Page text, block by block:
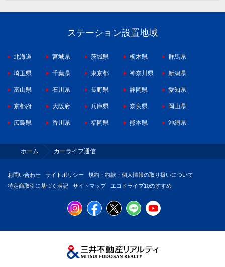
ステーション設置地域
北海道 宮城県 茨城県 栃木県 群馬県
埼玉県 千葉県 東京都 神奈川県 新潟県
富山県 石川県 長野県 静岡県 愛知県
京都府 大阪府 兵庫県 奈良県 岡山県
広島県 香川県 福岡県 熊本県 沖縄県
ホーム カーライフ通信
お問い合わせ サイトポリシー
規約・約款・個人情報の取り扱いについて
特定商取引に基づく表記
サイトマップ エコドライブ10のすすめ